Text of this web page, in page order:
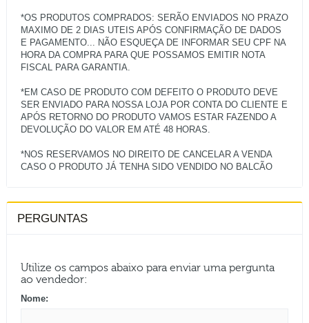
*OS PRODUTOS COMPRADOS: SERÃO ENVIADOS NO PRAZO
MAXIMO DE 2 DIAS UTEIS APÓS CONFIRMAÇÃO DE DADOS
E PAGAMENTO... NÃO ESQUEÇA DE INFORMAR SEU CPF NA
HORA DA COMPRA PARA QUE POSSAMOS EMITIR NOTA
FISCAL PARA GARANTIA.
*EM CASO DE PRODUTO COM DEFEITO O PRODUTO DEVE
SER ENVIADO PARA NOSSA LOJA POR CONTA DO CLIENTE E
APÓS RETORNO DO PRODUTO VAMOS ESTAR FAZENDO A
DEVOLUÇÃO DO VALOR EM ATÉ 48 HORAS.
*NOS RESERVAMOS NO DIREITO DE CANCELAR A VENDA
PERGUNTAS
Utilize os campos abaixo para enviar uma pergunta
ao vendedor:
Nome: